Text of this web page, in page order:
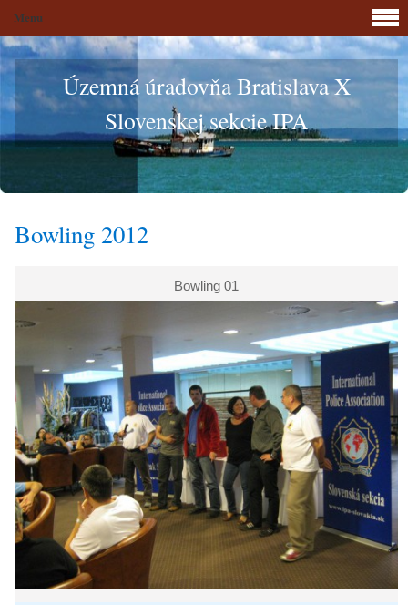
Územná úradovňa Bratislava X
Slovenskej sekcie IPA
Bowling 2012
Bowling 01
Menu